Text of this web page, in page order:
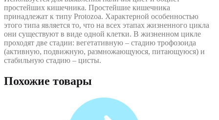
простейших кишечника. Простейшие кишечника
принадлежат к типу Protozoa. Характерной особенностью
этого типа является то, что на всех этапах жизненного цикла
они существуют в виде одной клетки. В жизненном цикле
проходят две стадии: вегетативную – стадию трофозоида
(активную, подвижную, размножающуюся, питающуюся) и
стабильную стадию – цисты.
Похожие товары